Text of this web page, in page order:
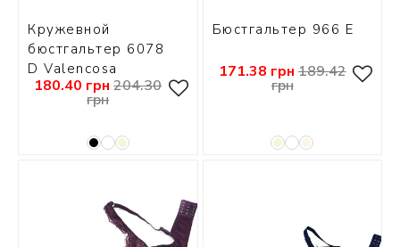
Кружевной
бюстгальтер 6078
D Valencosa
180.40 грн 204.30
грн
Бюстгальтер 966 Е
171.38 грн 189.42
грн